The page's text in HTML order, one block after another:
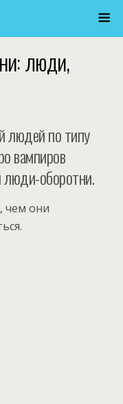
люди,
людей по типу
вампиров
люди-оборотни.
чем они